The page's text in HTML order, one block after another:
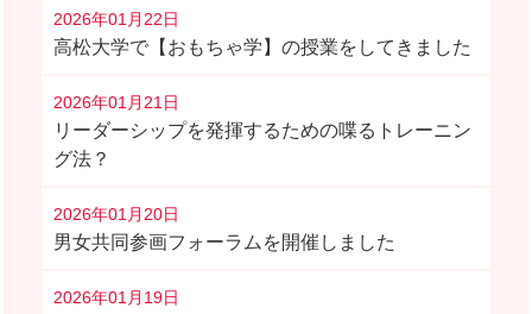
2026年01月22日
高松大学で【おもちゃ学】の授業をしてきました
2026年01月21日
リーダーシップを発揮するための喋るトレーニン
グ法？
2026年01月20日
男女共同参画フォーラムを開催しました
2026年01月19日